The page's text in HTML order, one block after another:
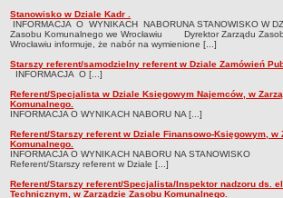
Organizacja
Kierownictwo Zarządu Zasobu Komunalnego
Majątek, którym dysponuje ZZK
Deklaracja dostępności
STREFA PRACOWNIKA
nazwa
BIURA OBSŁUGI KLIENTA
Co i jak załatwić w BOK-u?
Stanowisko w Dziale Kadr .
INFORMACJA O WYNIKACH NABORUNA STANOWISKO W
Zasobu Komunalnego we Wrocławiu Dyrektor Zarządu
Wrocławiu informuje, że nabór na wymienione [...]
Starszy referent/samodzielny referent w Dziale Zamówień
INFORMACJA O [...]
Referent/Specjalista w Dziale Księgowym Najemców, w
Komunalnego.
INFORMACJA O WYNIKACH NABORU NA [...]
Referent/Starszy referent w Dziale Finansowo-Księgowym, w
Komunalnego.
INFORMACJA O WYNIKACH NABORU NA
Referent/Starszy referent w Dziale [...]
Referent/Starszy referent/Specjalista/Inspektor nadzoru ds.
Technicznym, w Zarządzie Zasobu Komunalnego.